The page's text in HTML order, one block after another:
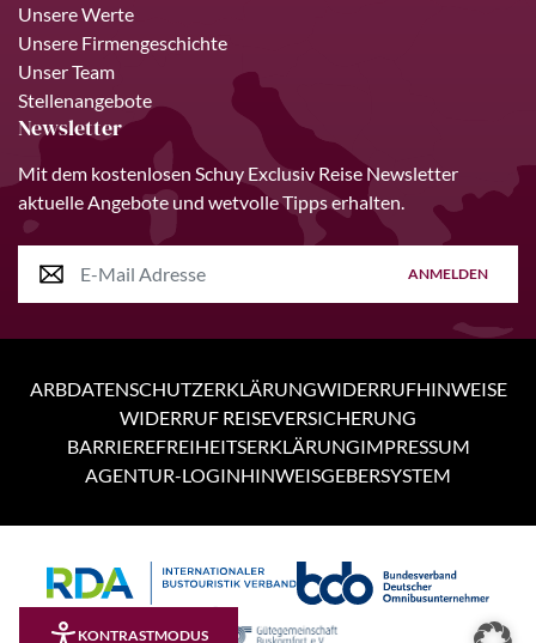
4 Tage
KONTRASTMODUS
Unsere Werte
Unsere Firmengeschichte
Unser Team
Stellenangebote
Newsletter
Mit dem kostenlosen Schuy Exclusiv Reise Newsletter
aktuelle Angebote und wetvolle Tipps erhalten.
ANMELDEN
ARBDATENSCHUTZERKLÄRUNGWIDERRUFHINWEISE
WIDERRUF REISEVERSICHERUNG
BARRIEREFREIHEITSERKLÄRUNGIMPRESSUM
AGENTUR-LOGINHINWEISGEBERSYSTEM